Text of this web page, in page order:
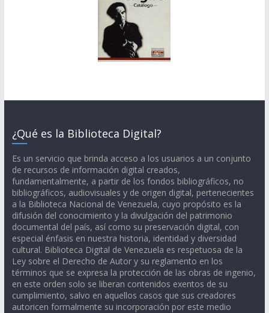
¿Qué es la Biblioteca Digital?
Es un servicio que brinda acceso a los usuarios a un conjunto
de recursos de información digital creados,
fundamentalmente, a partir de los fondos bibliográficos, no
bibliográficos, audiovisuales y de origen digital, pertenecientes
a la Biblioteca Nacional de Venezuela, cuyo propósito es la
difusión del conocimiento y la divulgación del patrimonio
documental del país, así como su preservación digital, con
especial énfasis en nuestra historia, identidad y diversidad
cultural. Biblioteca Digital de Venezuela es respetuosa de la
Ley sobre el Derecho de Autor y su reglamento en los
términos que se expresa la protección de las obras de ingenio,
en este orden solo se liberan contenidos exentos de su
cumplimiento, salvo en aquellos casos que sus creadores
autoricen formalmente su incorporación por este medio